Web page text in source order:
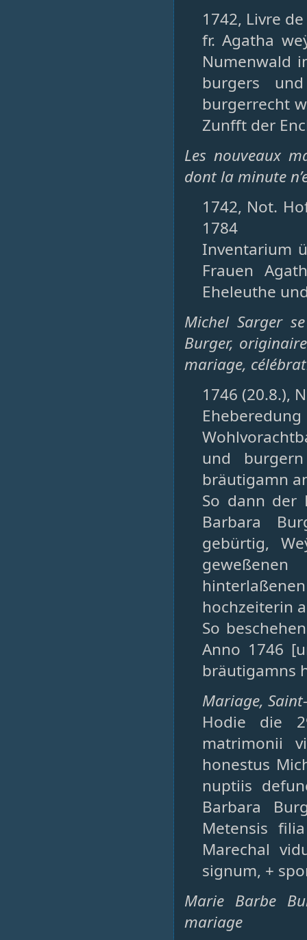
1742, Livre
fr. Agatha
Numenwald
burgers
burgerrecht
Zunfft der
Les nouveaux
dont la minute
1742, Not.
1784
Inventarium
Frauen
Eheleuthe
Michel Sarger
Burger,
mariage,
1746 (20.8.),
und
bräutigamn
So dann der
Barbara
gebürtig,
hochzeiterin
So
Anno 1746
bräutigamns
Mariage,
Hodie die
matrimonii
honestus
nuptiis
Barbara
Metensis
Marechal
signum, +
Marie Barbe
mariage